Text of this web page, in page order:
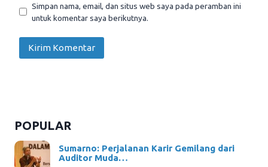
Simpan nama, email, dan situs web saya pada peramban ini
untuk komentar saya berikutnya.
POPULAR
Sumarno: Perjalanan Karir Gemilang dari
Auditor Muda…